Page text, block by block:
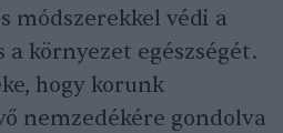
módszerekkel védi a
a környezet egészségét.
hogy korunk
nemzedékére gondolva